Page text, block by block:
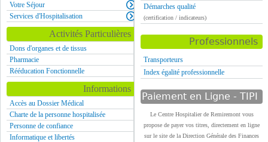
Votre Séjour
Services d'Hospitalisation
Activités Particulières
Dons d'organes et de tissus
Pharmacie
Rééducation Fonctionnelle
Informations
Accès au Dossier Médical
Charte de la personne hospitalisée
Personne de confiance
Informatique et libertés
Démarches qualité
(certification / indicateurs)
Professionnels
Transporteurs
Index égalité professionnelle
Paiement en Ligne - TIPI
Le Centre Hospitalier de Remiremont vous
propose de payer vos titres, directement en ligne
sur le site de la Direction Générale des Finances